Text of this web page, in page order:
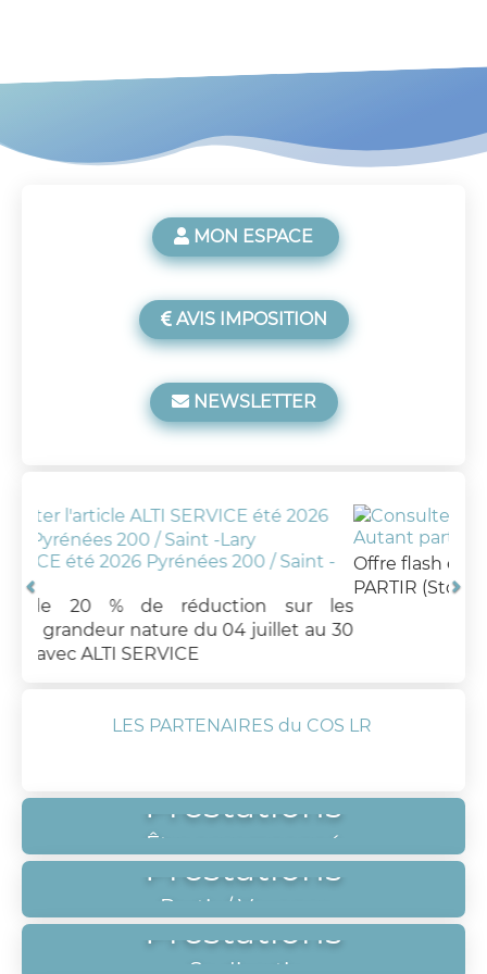
MON ESPACE
AVIS IMPOSITION
NEWSLETTER
200 / Saint -
sur les
du 04 juillet au 30
Autant partir
Offre flash été : Votre été au soleil
PARTIR (Stocks limités)
LES PARTENAIRES du COS LR
Prestations
Être accompagné
Prestations
Partir / Voyager
Prestations